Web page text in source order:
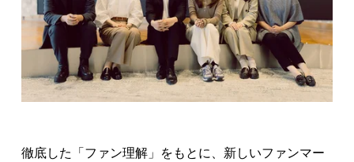
徹底した「ファン理解」をもとに、新しいファンマー